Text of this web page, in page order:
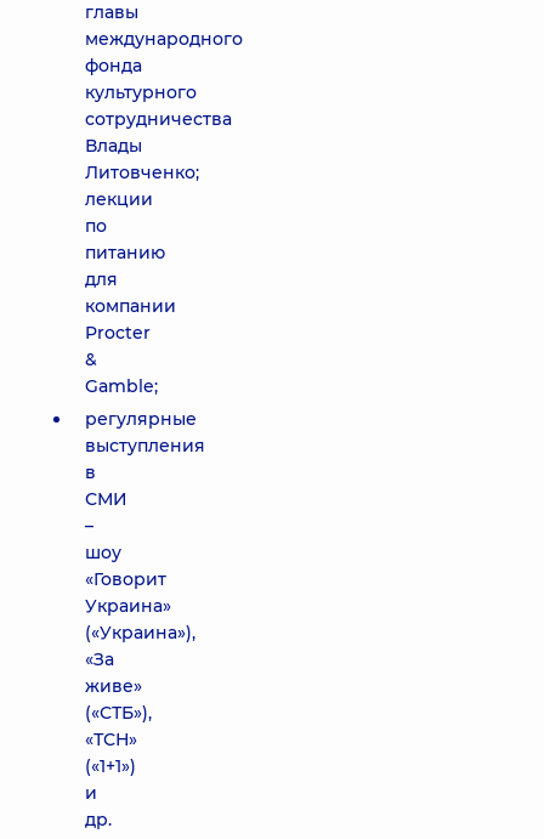
главы
международного
фонда
культурного
сотрудничества
Влады
Литовченко;
лекции
по
питанию
для
компании
Procter
&
Gamble;
регулярные
выступления
в
СМИ
–
шоу
«Говорит
Украина»
(«Украина»),
«За
живе»
(«СТБ»),
«ТСН»
(«1+1»)
и
др.